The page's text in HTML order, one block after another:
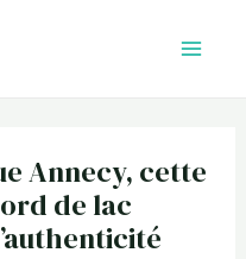
Annecy, cette
de lac